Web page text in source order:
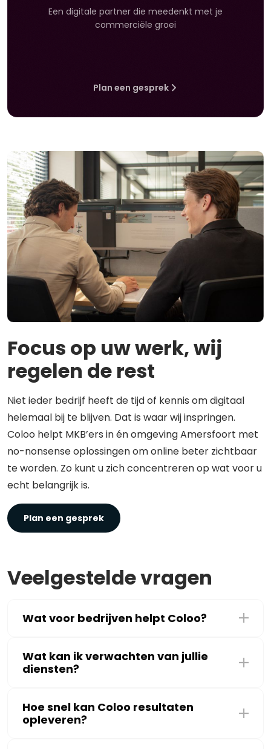
Een digitale partner die meedenkt met je
commerciële groei
Plan een gesprek
Focus op uw werk, wij
regelen de rest
Niet ieder bedrijf heeft de tijd of kennis om digitaal
helemaal bij te blijven. Dat is waar wij inspringen.
Coloo helpt MKB’ers in én omgeving Amersfoort met
no-nonsense oplossingen om online beter zichtbaar
te worden. Zo kunt u zich concentreren op wat voor u
echt belangrijk is.
Plan een gesprek
Veelgestelde vragen
Wat voor bedrijven helpt Coloo?
Wat kan ik verwachten van jullie
diensten?
Hoe snel kan Coloo resultaten
opleveren?